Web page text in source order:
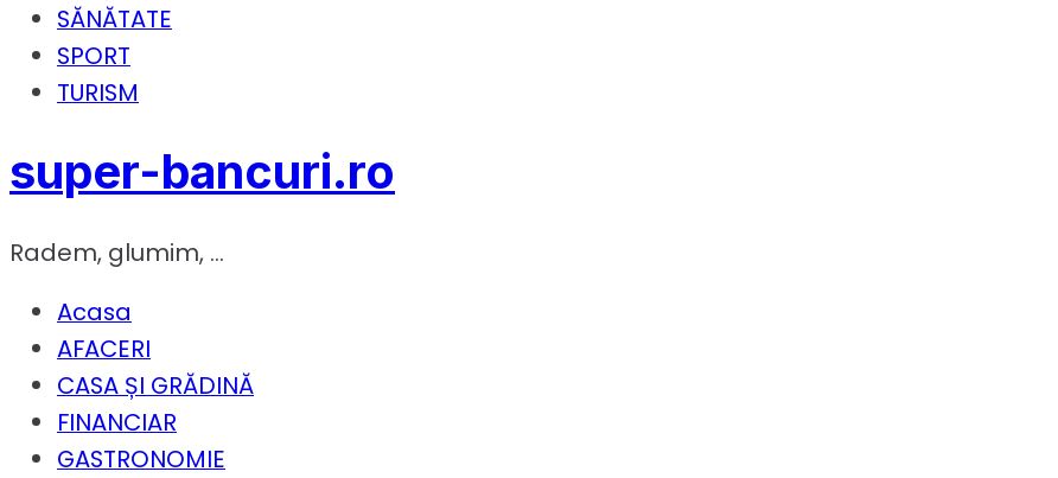
SĂNĂTATE
SPORT
TURISM
super-bancuri.ro
Radem, glumim, …
Acasa
AFACERI
CASA ȘI GRĂDINĂ
FINANCIAR
GASTRONOMIE